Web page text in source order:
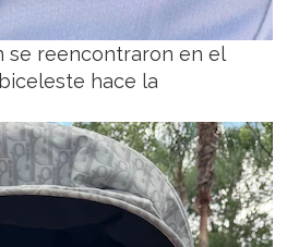
se reencontraron en el
hace la